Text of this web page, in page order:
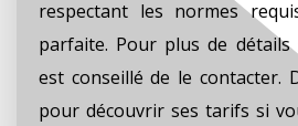
respectant les normes
parfaite. Pour plus de détails
est conseillé de le contacter.
pour découvrir ses tarifs si